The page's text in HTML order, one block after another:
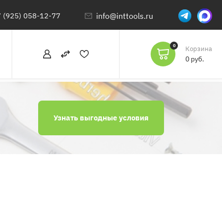
(925) 058-12-77 info@inttools.ru
0 Корзина
0 руб.
Узнать выгодные условия